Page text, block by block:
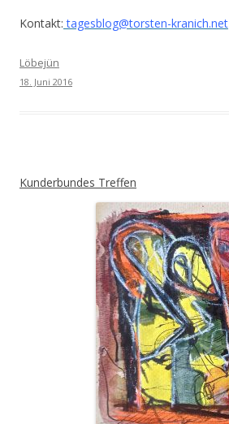
Kontakt: tagesblog@torsten-kranich.net
Löbejün
18. Juni 2016
Kunderbundes Treffen